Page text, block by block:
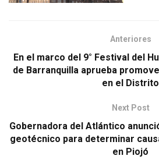
Anteriores
En el marco del 9° Festival del
de Barranquilla aprueba
en el Distrito
Next Post
Gobernadora del Atlántico
geotécnico para determinar
en Piojó